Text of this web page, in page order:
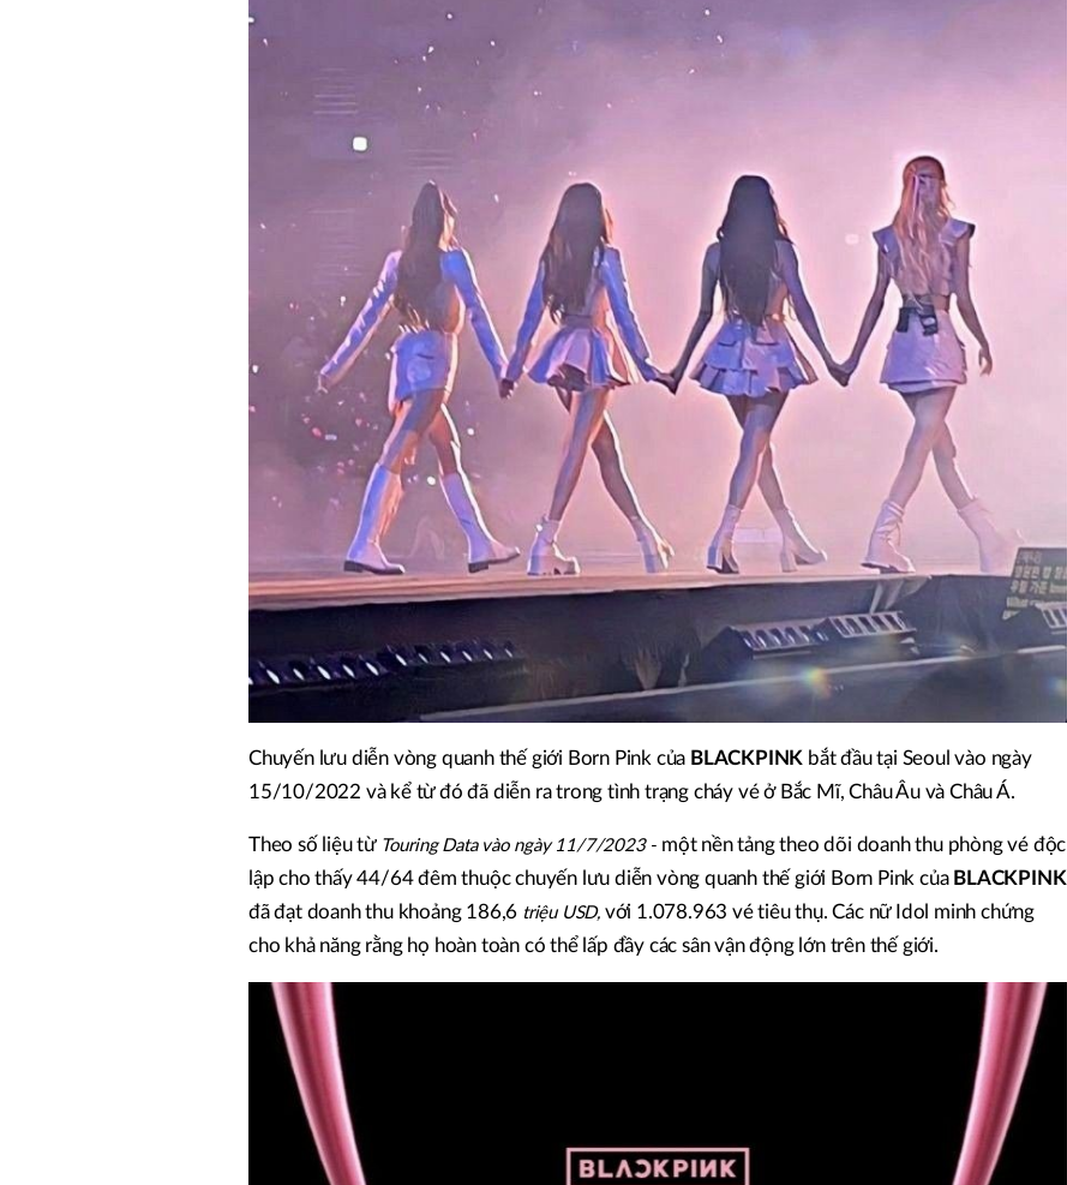
Chuyến lưu diễn vòng quanh thế giới Born Pink của BLACKPINK bắt đầu tại Seoul vào ngày
15/10/2022 và kể từ đó đã diễn ra trong tình trạng cháy vé ở Bắc Mĩ, Châu Âu và Châu Á.
Theo số liệu từ Touring Data vào ngày 11/7/2023 - một nền tảng theo dõi doanh thu phòng vé độc
lập cho thấy 44/64 đêm thuộc chuyến lưu diễn vòng quanh thế giới Born Pink của BLACKPINK
đã đạt doanh thu khoảng 186,6 triệu USD, với 1.078.963 vé tiêu thụ. Các nữ Idol minh chứng
cho khả năng rằng họ hoàn toàn có thể lấp đầy các sân vận động lớn trên thế giới.